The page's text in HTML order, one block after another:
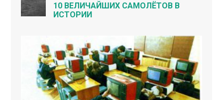
10 ВЕЛИЧАЙШИХ САМОЛЁТОВ В
ИСТОРИИ